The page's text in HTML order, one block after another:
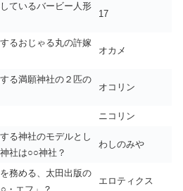
ているバービー人形
17
るおじゃる丸の許嫁
オカメ
る満願神社の２匹の
オコリン
ニコリン
る神社のモデルとし
社は○○神社？
わしのみや
務める、太田出版の
エロティクス